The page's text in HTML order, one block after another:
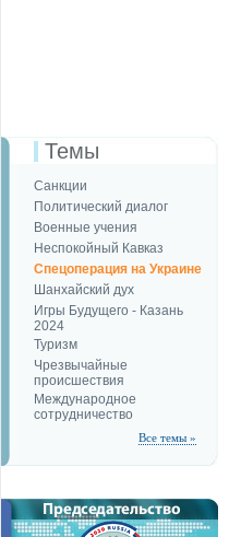
Темы
Санкции
Политический диалог
Военные учения
Неспокойный Кавказ
Спецоперация на Украине
Шанхайский дух
Игры Будущего - Казань
2024
Туризм
Чрезвычайные
происшествия
Международное
сотрудничество
Все темы »